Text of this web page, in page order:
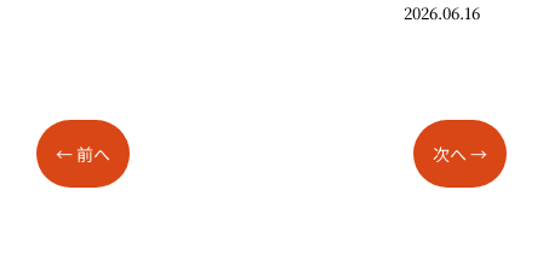
2026.06.16
←前へ 次へ →